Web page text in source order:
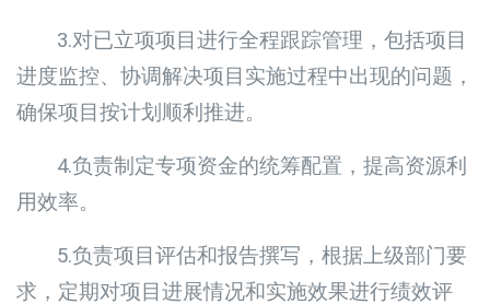
3.对已立项项目进行全程跟踪管理，包括项目
进度监控、协调解决项目实施过程中出现的问题，
确保项目按计划顺利推进。
4.负责制定专项资金的统筹配置，提高资源利
用效率。
5.负责项目评估和报告撰写，根据上级部门要
求，定期对项目进展情况和实施效果进行绩效评